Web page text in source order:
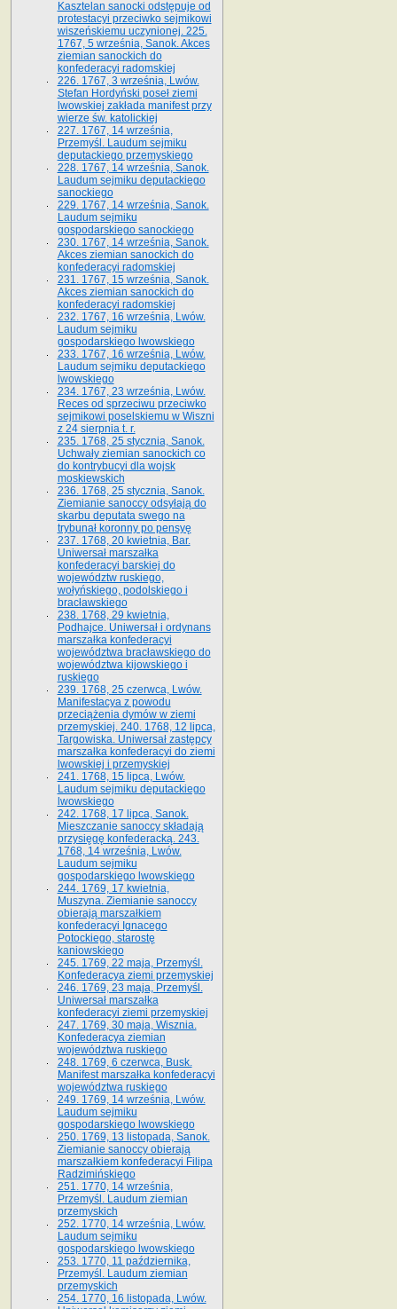
Kasztelan sanocki odstępuje od
protestacyi przeciwko sejmikowi
wiszeńskiemu uczynionej. 225.
1767, 5 września, Sanok. Akces
ziemian sanockich do
konfederacyi radomskiej
226. 1767, 3 września, Lwów.
Stefan Hordyński poseł ziemi
lwowskiej zakłada manifest przy
wierze św. ka­tolickiej
227. 1767, 14 września,
Przemyśl. Laudum sejmiku
deputackiego przemyskiego
228. 1767, 14 września, Sanok.
Laudum sejmiku deputackiego
sanockiego
229. 1767, 14 września, Sanok.
Laudum sejmiku
gospodarskiego sanockiego
230. 1767, 14 września, Sanok.
Akces ziemian sanockich do
konfederacyi radomskiej
231. 1767, 15 września, Sanok.
Akces ziemian sanockich do
konfederacyi radomskiej
232. 1767, 16 września, Lwów.
Laudum sejmiku
gospodarskiego lwowskiego
233. 1767, 16 września, Lwów.
Laudum sejmiku deputackiego
lwowskiego
234. 1767, 23 września, Lwów.
Reces od sprzeciwu przeciwko
sejmikowi poselskiemu w Wiszni
z 24 sierpnia t. r.
235. 1768, 25 stycznia, Sanok.
Uchwały ziemian sanockich co
do kontrybucyi dla wojsk
moskiewskich
236. 1768, 25 stycznia, Sanok.
Ziemianie sanoccy odsyłają do
skarbu deputata swego na
trybunał koronny po pensyę
237. 1768, 20 kwietnia, Bar.
Uniwersał marszałka
konfederacyi barskiej do
województw ruskiego,
wołyńskiego, podolskiego i
bracławskiego
238. 1768, 29 kwietnia,
Podhajce. Uniwersał i ordynans
marszałka konfederacyi
województwa bracławskiego do
wo­jewództwa kijowskiego i
ruskiego
239. 1768, 25 czerwca, Lwów.
Manifestacya z powodu
przeciążenia dymów w ziemi
przemyskiej. 240. 1768, 12 lipca,
Targowiska. Uniwersał zastępcy
marszałka konfederacyi do ziemi
lwowskiej i przemyskiej
241. 1768, 15 lipca, Lwów.
Laudum sejmiku deputackiego
lwowskiego
242. 1768, 17 lipca, Sanok.
Mieszczanie sanoccy składają
przysięgę konfederacką. 243.
1768, 14 września, Lwów.
Laudum sejmiku
gospodarskiego lwowskiego
244. 1769, 17 kwietnia,
Muszyna. Ziemianie sanoccy
obierają marszałkiem
konfederacyi Ignacego
Potockiego, starostę
kaniowskiego
245. 1769, 22 maja, Przemyśl.
Konfederacya ziemi przemyskiej
246. 1769, 23 maja, Przemyśl.
Uniwersał marszałka
konfederacyi ziemi przemyskiej
247. 1769, 30 maja, Wisznia.
Konfederacya ziemian
województwa ruskiego
248. 1769, 6 czerwca, Busk.
Manifest marszałka konfederacyi
województwa ruskiego
249. 1769, 14 września, Lwów.
Laudum sejmiku
gospodarskiego lwowskiego
250. 1769, 13 listopada, Sanok.
Ziemianie sanoccy obierają
marszałkiem konfederacyi Filipa
Radzimińskiego
251. 1770, 14 września,
Przemyśl. Laudum ziemian
przemyskich
252. 1770, 14 września, Lwów.
Laudum sejmiku
gospodarskiego lwowskiego
253. 1770, 11 października,
Przemyśl. Laudum ziemian
przemyskich
254. 1770, 16 listopada, Lwów.